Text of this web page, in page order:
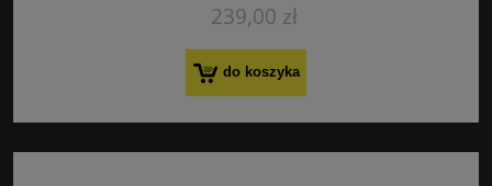
239,00 zł
do koszyka